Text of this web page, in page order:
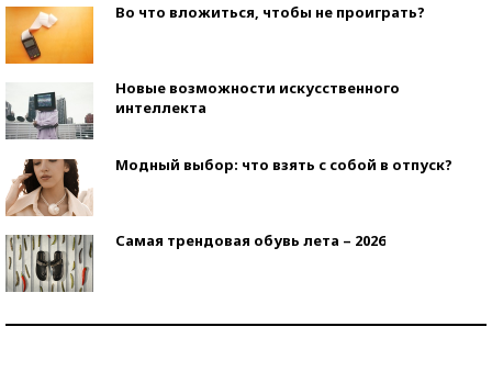
Во что вложиться, чтобы не проиграть?
Новые возможности искусственного
интеллекта
Модный выбор: что взять с собой в отпуск?
Самая трендовая обувь лета – 2026